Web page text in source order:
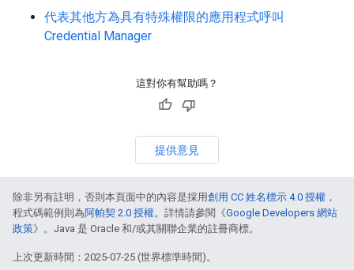
代表其他方為具有特殊權限的應用程式呼叫
Credential Manager
這對你有幫助嗎？
提供意見
除非另有註明，否則本頁面中的內容是採用創用 CC 姓名標示 4.0 授權 ，
程式碼範例則為阿帕契 2.0 授權。詳情請參閱《Google Developers 網站
政策》。Java 是 Oracle 和/或其關聯企業的註冊商標。
上次更新時間：2025-07-25 (世界標準時間)。